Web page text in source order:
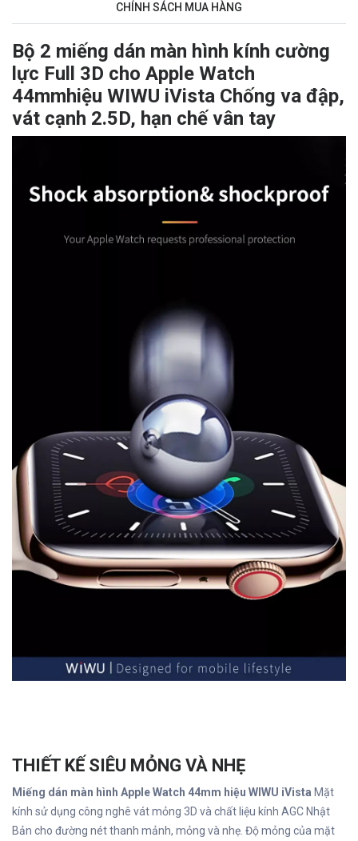
CHÍNH SÁCH MUA HÀNG
Bộ 2 miếng dán màn hình kính cường
lực Full 3D cho Apple Watch
44mmhiệu WIWU iVista Chống va đập,
vát cạnh 2.5D, hạn chế vân tay
THIẾT KẾ SIÊU MỎNG VÀ NHẸ
Miếng dán màn hình Apple Watch 44mm hiệu WIWU iVista Mặt
kính sử dụng công nghê vát mỏng 3D và chất liệu kính AGC Nhật
Bản cho đường nét thanh mảnh, mỏng và nhẹ. Độ mỏng của mặt